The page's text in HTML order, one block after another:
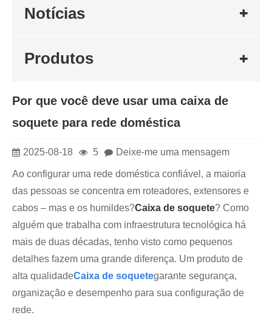
Notícias
Produtos
Por que você deve usar uma caixa de
soquete para rede doméstica
2025-08-18 5 Deixe-me uma mensagem
Ao configurar uma rede doméstica confiável, a maioria
das pessoas se concentra em roteadores, extensores e
cabos – mas e os humildes?Caixa de soquete? Como
alguém que trabalha com infraestrutura tecnológica há
mais de duas décadas, tenho visto como pequenos
detalhes fazem uma grande diferença. Um produto de
alta qualidadeCaixa de soquetegarante segurança,
organização e desempenho para sua configuração de
rede.